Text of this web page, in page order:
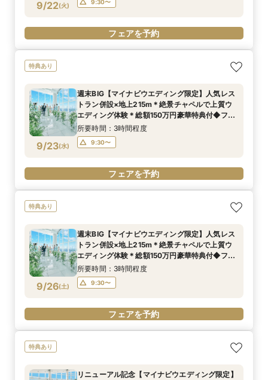
9/22(火) 9:30〜
フェアを予約
特典あり
9/23(水)
週末BIG【マイナビウエディング限定】人気レス
トラン併設×地上215m＊絶景チャペルで上質ウ
エディング体験＊総額150万円豪華特典付◆フェ
ア
所要時間：3時間程度
9:30〜
フェアを予約
特典あり
9/26(土)
週末BIG【マイナビウエディング限定】人気レス
トラン併設×地上215m＊絶景チャペルで上質ウ
エディング体験＊総額150万円豪華特典付◆フェ
ア
所要時間：3時間程度
9:30〜
フェアを予約
特典あり
リニューアル記念【マイナビウエディング限定】